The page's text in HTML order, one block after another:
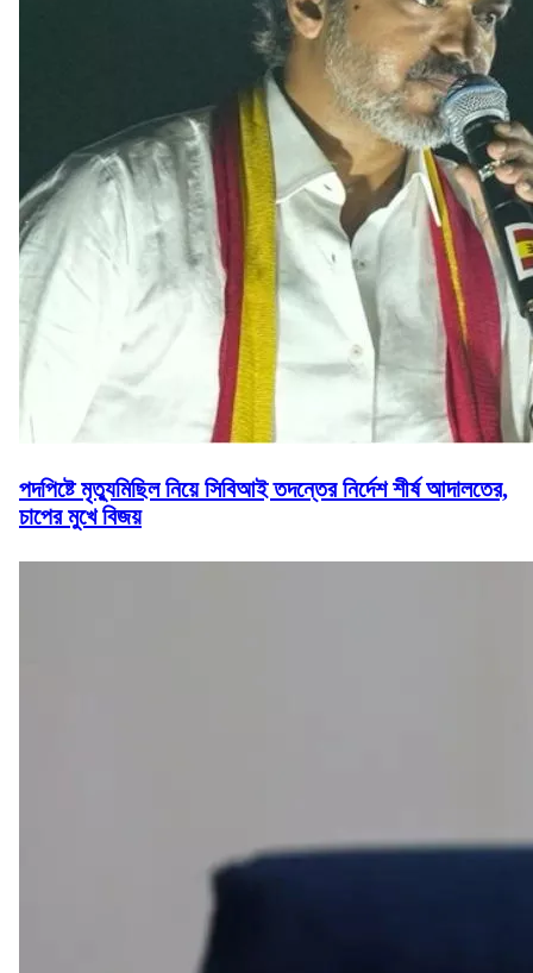
পদপিষ্টে মৃত্যুমিছিল নিয়ে সিবিআই তদন্তের নির্দেশ শীর্ষ আদালতের,
চাপের মুখে বিজয়